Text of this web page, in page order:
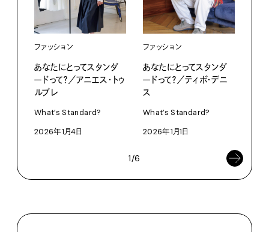
ファッション
あなたにとってスタンダ
ードって？／アニエス・トゥ
ルブレ
What’s Standard?
2026年1月4日
ファッション
あなたにとってスタンダ
ードって？／ティボ・デニ
ス
What’s Standard?
2026年1月1日
1/6